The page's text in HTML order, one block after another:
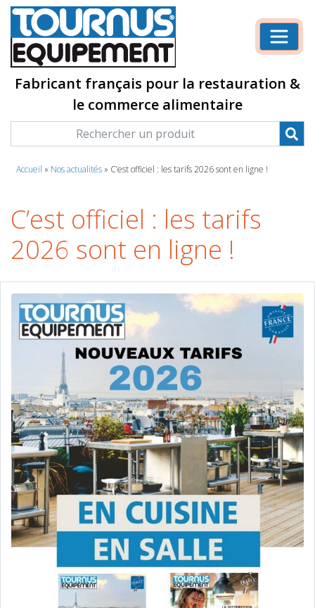
Fabricant français pour la restauration &
le commerce alimentaire
Accueil » Nos actualités » C’est officiel : les tarifs 2026 sont en ligne !
C’est officiel : les tarifs
2026 sont en ligne !